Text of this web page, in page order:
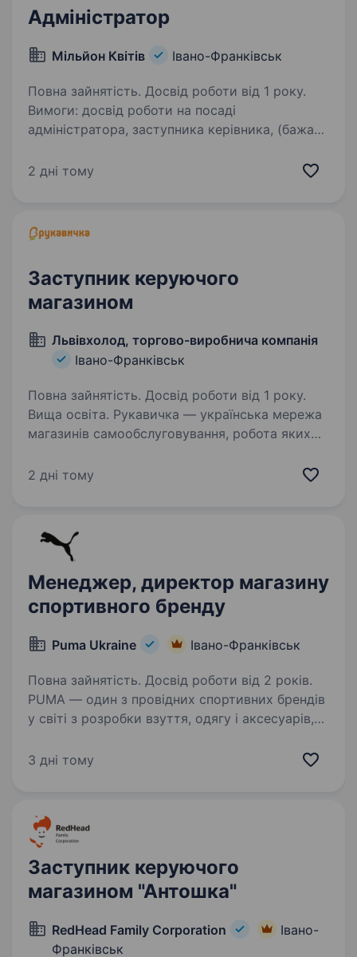
Адміністратор
Мільйон Квітів Івано-Франківськ
Повна зайнятість. Досвід роботи від 1 року.
Вимоги: досвід роботи на посаді
адміністратора, заступника керівника, (бажано
дисципліни; гарні комунікативні навички;
2 дні тому
Заступник керуючого
магазином
Львівхолод, торгово-виробнича компанія
Івано-Франківськ
Повна зайнятість. Досвід роботи від 1 року.
Вища освіта. Рукавичка — українська мережа
магазинів самообслуговування, робота яких
гостинності. Запрошуємо взяти участь
2 дні тому
Менеджер, директор магазину
спортивного бренду
Puma Ukraine Івано-Франківськ
Повна зайнятість. Досвід роботи від 2 років.
PUMA — один з провідних спортивних брендів
у світі з розробки взуття, одягу і аксесуарів,
в моді. PUMA Ukraine вже декілька років
3 дні тому
Заступник керуючого
магазином "Антошка"
RedHead Family Corporation
Івано-
Франківськ